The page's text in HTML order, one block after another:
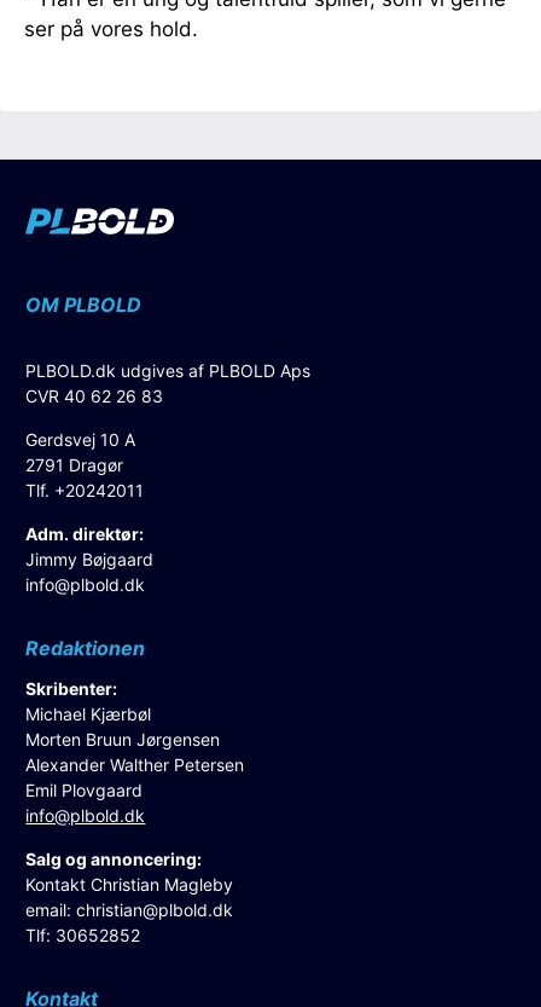
ser på vores hold.
OM PLBOLD
PLBOLD.dk udgives af PLBOLD Aps
CVR 40 62 26 83
Gerdsvej 10 A
2791 Dragør
Tlf. +20242011
Adm. direktør:
Jimmy Bøjgaard
info@plbold.dk
Redaktionen
Skribenter:
Michael Kjærbøl
Morten Bruun Jørgensen
Alexander Walther Petersen
Emil Plovgaard
info@plbold.dk
Salg og annoncering:
Kontakt Christian Magleby
email:christian@plbold.dk
Tlf: 30652852
Kontakt